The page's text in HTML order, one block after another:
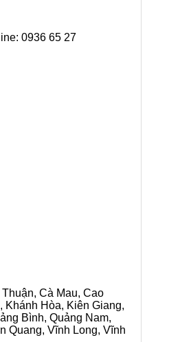
0936 65 27
Cà Mau, Cao
Hòa, Kiên Giang,
Bình, Quảng Nam,
Quang, Vĩnh Long, Vĩnh